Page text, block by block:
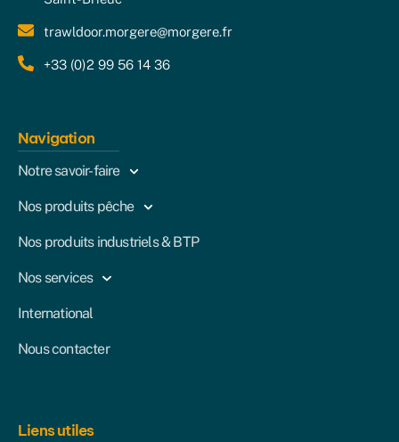
trawldoor.morgere@morgere.fr
+33 (0)2 99 56 14 36
Navigation
Notre savoir-faire
Nos produits pêche
Nos produits industriels & BTP
Nos services
International
Nous contacter
Liens utiles